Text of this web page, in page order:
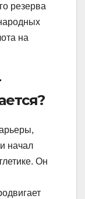
резерва
на
начал
Он